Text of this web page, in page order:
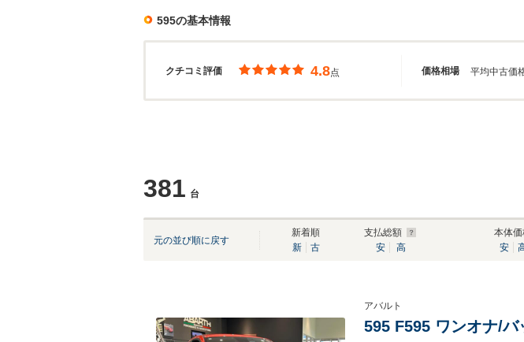
595の基本情報
クチコミ評価 価格相場
4.8点 平均中古価
381 台
元の並び順に戻す
新着順
新
古
支払総額
安
高
本体
安
アバルト
595 F595 ワンオナ/